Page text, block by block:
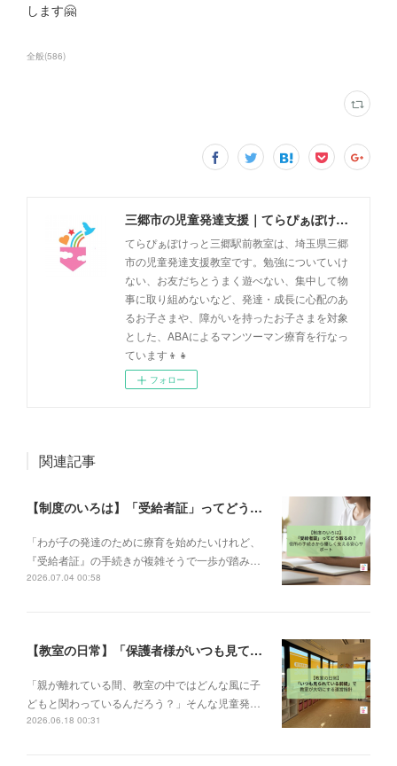
します🤗
全般(586)
三郷市の児童発達支援｜てらぴぁぽけっと三郷駅前教室
てらぴぁぽけっと三郷駅前教室は、埼玉県三郷
市の児童発達支援教室です。勉強についていけ
ない、お友だちとうまく遊べない、集中して物
事に取り組めないなど、発達・成長に心配のあ
るお子さまや、障がいを持ったお子さまを対象
とした、ABAによるマンツーマン療育を行なっ
ています👦👧
フォロー
関連記事
【制度のいろは】「受給者証」ってどう取るの？申請の流れと、てらぴぁぽけっとの安心サポート✨
「わが子の発達のために療育を始めたいけれど、
『受給者証』の手続きが複雑そうで一歩が踏み…
2026.07.04 00:58
【教室の日常】「保護者様がいつも見ている前提で」。私たちが大切にする教室運営指針✨
「親が離れている間、教室の中ではどんな風に子
どもと関わっているんだろう？」そんな児童発…
2026.06.18 00:31